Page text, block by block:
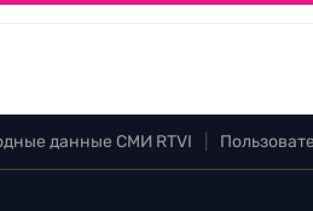
данные СМИ RTVI